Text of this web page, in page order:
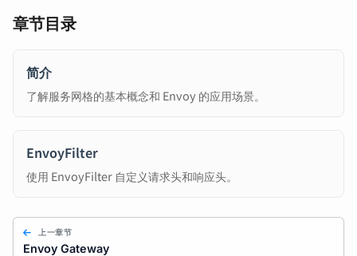
章节目录
简介
了解服务网格的基本概念和 Envoy 的应用场景。
EnvoyFilter
使用 EnvoyFilter 自定义请求头和响应头。
上一章节
Envoy Gateway